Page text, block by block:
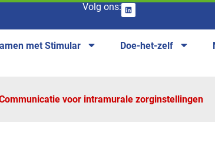
Volg ons:
met Stimular Doe-het-zelf
voor intramurale zorginstellingen